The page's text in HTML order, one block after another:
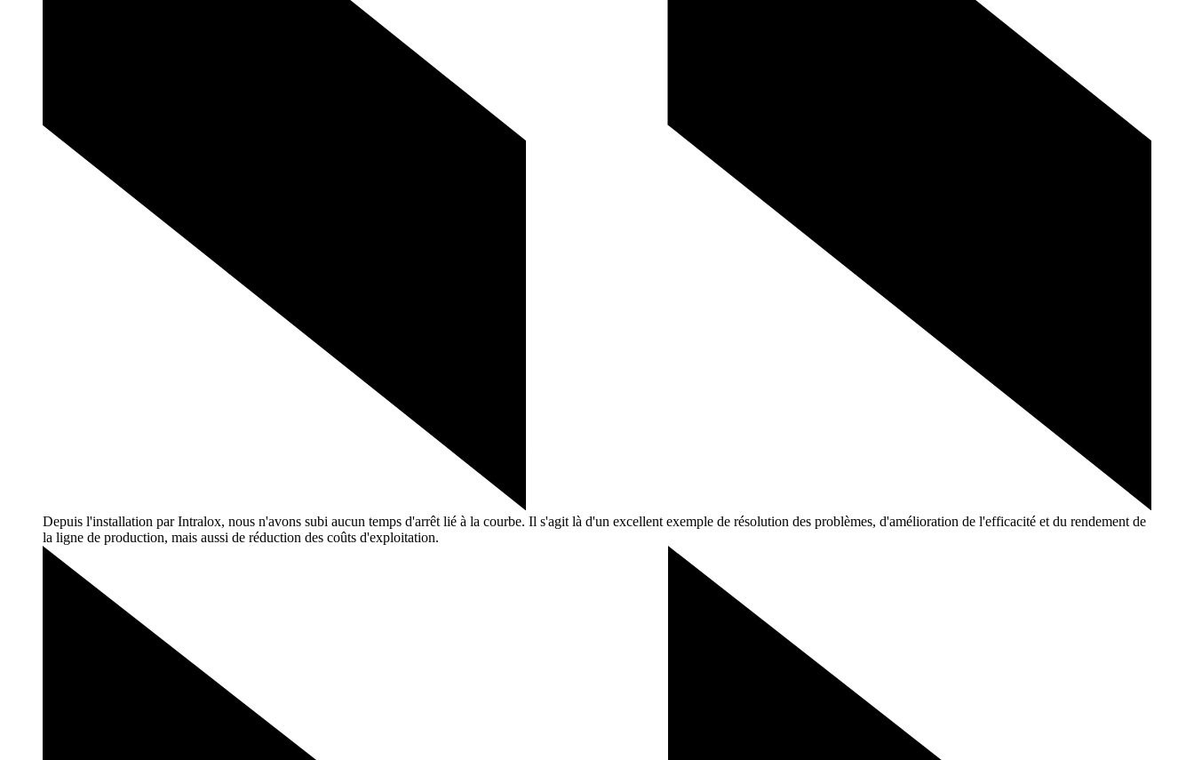
Depuis l'installation par Intralox, nous n'avons subi aucun temps d'arrêt lié à la courbe. Il s'agit là d'un excellent exemple de résolution des problèmes, d'amélioration de l'efficacité et du rendement de
la ligne de production, mais aussi de réduction des coûts d'exploitation.